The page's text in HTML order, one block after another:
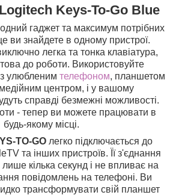
Keys-To-Go Blue
гаджет та максимум потрібних
ви знайдете в одному пристрої.
легка та тонка клавіатура,
до роботи. Використовуйте
улюбленим телефоном, планшетом
центром, і у вашому
справді безмежні можливості.
- тепер ви можете працювати в
будь-якому місці.
TO-GO легко підключається до
та інших пристроїв. Її з'єднання
кілька секунд і не впливає на
повідомлень на телефоні. Ви
трансформувати свій планшет